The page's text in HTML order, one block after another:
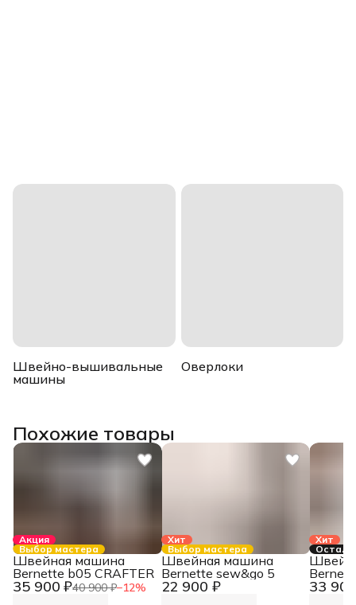
Швейно-вышивальные
машины
Оверлоки
Похожие товары
Акция
Выбор мастера
35 900 ₽40 900 ₽−12%
Швейная машина
Bernette b05 CRAFTER
Хит
Выбор мастера
22 900 ₽
Швейная машина
Bernette sew&go 5
Хит
33